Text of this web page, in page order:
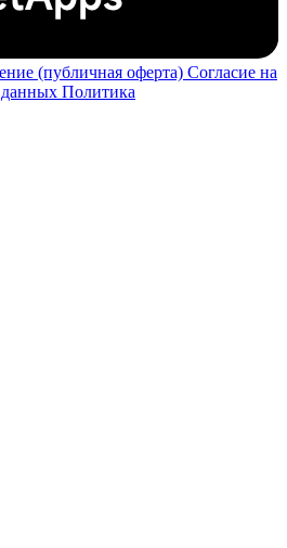
(публичная оферта) Согласие на
данных Политика